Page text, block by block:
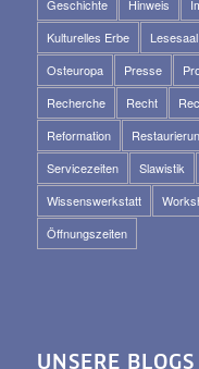
Geschichte
Hinweis
Kulturelles Erbe
Lesesaal
Osteuropa
Presse
Recherche
Recht
Reformation
Servicezeiten
Slawistik
Wissenswerkstatt
Öffnungszeiten
UNSERE BLOGS